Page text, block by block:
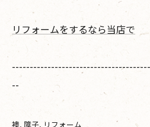
リフォームをするなら当店で
--
襖 障子 リフォーム